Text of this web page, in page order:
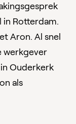
in Rotterdam.
Aron. Al snel
werkgever
Ouderkerk
als